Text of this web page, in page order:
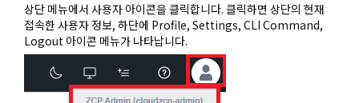
상단 메뉴에서 사용자 아이콘을 클릭합니다. 클릭하면 상단의 현재
접속한 사용자 정보, 하단에 Profile, Settings, CLI Command,
Logout 아이콘 메뉴가 나타납니다.